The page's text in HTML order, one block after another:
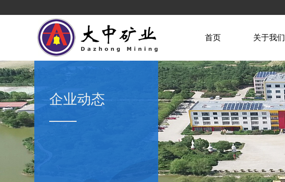
首页 关于我们
企业动态